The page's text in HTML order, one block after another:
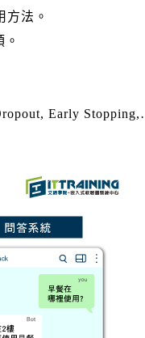
法。
Early